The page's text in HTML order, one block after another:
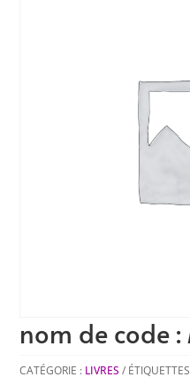
nom de code
CATÉGORIE : LIVRES